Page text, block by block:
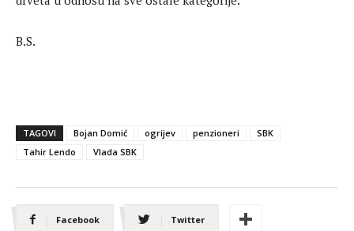
B.S.
TAGOVI Bojan Domić ogrijev penzioneri
SBK
Tahir Lendo
Vlada SBK
Facebook Twitter